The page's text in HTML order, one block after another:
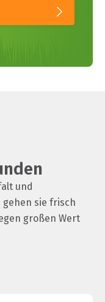
und
sie frisch
großen Wert